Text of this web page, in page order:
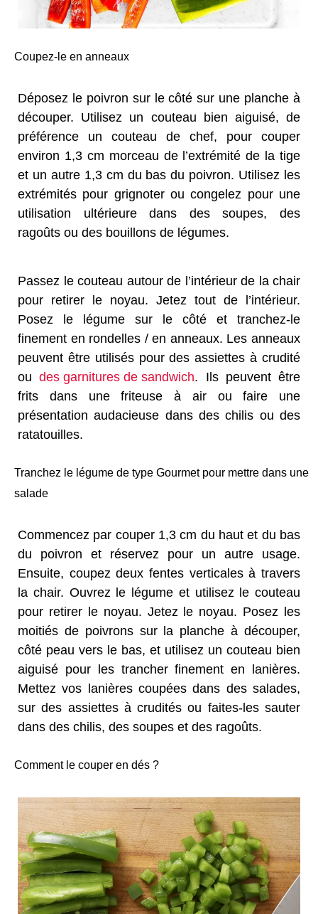
Coupez-le en anneaux
Déposez le poivron sur le côté sur une planche à
découper. Utilisez un couteau bien aiguisé, de
préférence un couteau de chef, pour couper
environ 1,3 cm morceau de l’extrémité de la tige
et un autre 1,3 cm du bas du poivron. Utilisez les
extrémités pour grignoter ou congelez pour une
utilisation ultérieure dans des soupes, des
ragoûts ou des bouillons de légumes.
Passez le couteau autour de l’intérieur de la chair
pour retirer le noyau. Jetez tout de l’intérieur.
Posez le légume sur le côté et tranchez-le
finement en rondelles / en anneaux. Les anneaux
peuvent être utilisés pour des assiettes à crudité
oudes garnitures de sandwich. Ils peuvent être
frits dans une friteuse à air ou faire une
présentation audacieuse dans des chilis ou des
ratatouilles.
Tranchez le légume de type Gourmet pour mettre dans une
salade
Commencez par couper 1,3 cm du haut et du bas
du poivron et réservez pour un autre usage.
Ensuite, coupez deux fentes verticales à travers
la chair. Ouvrez le légume et utilisez le couteau
pour retirer le noyau. Jetez le noyau. Posez les
moitiés de poivrons sur la planche à découper,
côté peau vers le bas, et utilisez un couteau bien
aiguisé pour les trancher finement en lanières.
Mettez vos lanières coupées dans des salades,
sur des assiettes à crudités ou faites-les sauter
dans des chilis, des soupes et des ragoûts.
Comment le couper en dés ?